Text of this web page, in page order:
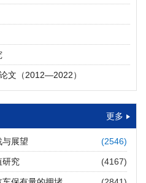
务区充电负荷预测
, 石莹
系统韧性提升方法
宋志英, 郑帅
doi.org/10.16503/j.cnki.2095-
用
聂旸子, 杨诗雨
doi.org/10.16503/j.cnki.2095-
文（2012—2022）
更多
与展望 (2546)
研究 (4167)